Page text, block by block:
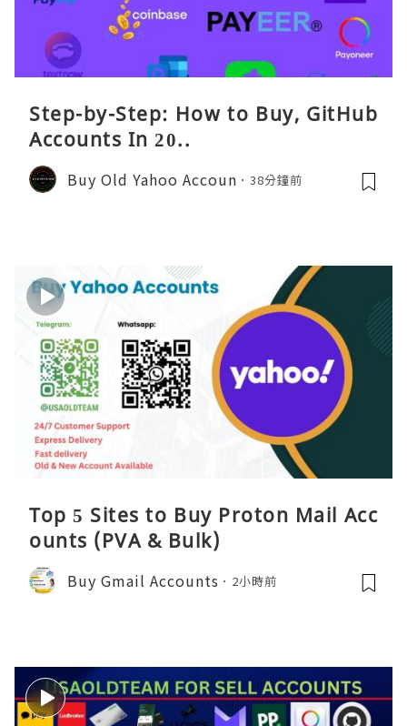
Step-by-Step: How to Buy, GitHub
Accounts In 20..
Buy Old Yahoo Accoun 38分鐘前
Top 5 Sites to Buy Proton Mail Acc
ounts (PVA & Bulk)
Buy Gmail Accounts 2小時前